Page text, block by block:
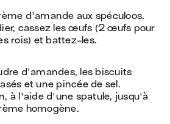
d'amande aux spéculoos.
cassez les œufs (2 œufs pour
rois) et battez-les.
d'amandes, les biscuits
et une pincée de sel.
à l'aide d'une spatule, jusqu'à
homogène.